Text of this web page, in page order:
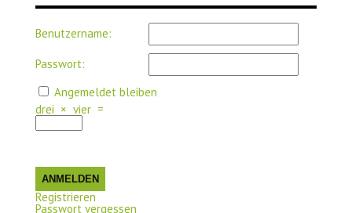
Benutzername:
Passwort:
Angemeldet bleiben
drei × vier =
ANMELDEN
Registrieren
Passwort vergessen